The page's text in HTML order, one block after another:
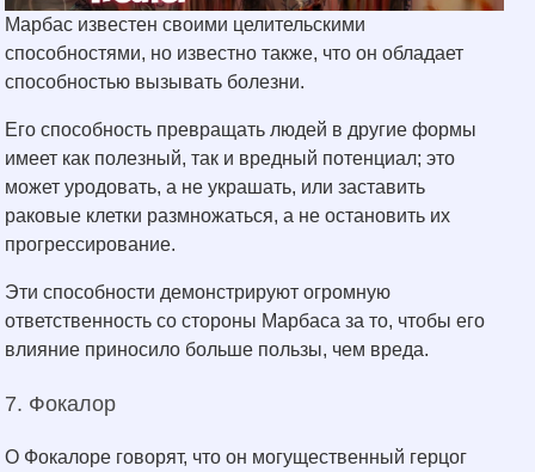
Марбас известен своими целительскими
способностями, но известно также, что он обладает
способностью вызывать болезни.
Его способность превращать людей в другие формы
имеет как полезный, так и вредный потенциал; это
может уродовать, а не украшать, или заставить
раковые клетки размножаться, а не остановить их
прогрессирование.
Эти способности демонстрируют огромную
ответственность со стороны Марбаса за то, чтобы его
влияние приносило больше пользы, чем вреда.
7. Фокалор
О Фокалоре говорят, что он могущественный герцог